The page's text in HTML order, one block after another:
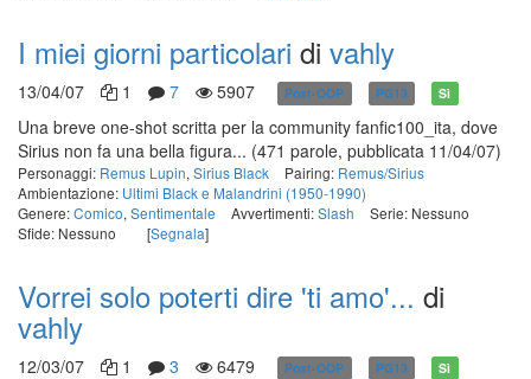
I miei giorni particolari di vahly
13/04/07 1 7 5907 Post-OOP PG13 Sì
Una breve one-shot scritta per la community fanfic100_ita, dove
Sirius non fa una bella figura... (471 parole, pubblicata 11/04/07)
Personaggi: Remus Lupin, Sirius Black Pairing: Remus/Sirius
Ambientazione: Ultimi Black e Malandrini (1950-1990)
Genere:Comico, Sentimentale Avvertimenti:Slash
Serie: Nessuno
Sfide: Nessuno
[Segnala]
Vorrei solo poterti dire 'ti amo'... di
vahly
12/03/07 1 3 6479 Post-OOP PG13 Sì